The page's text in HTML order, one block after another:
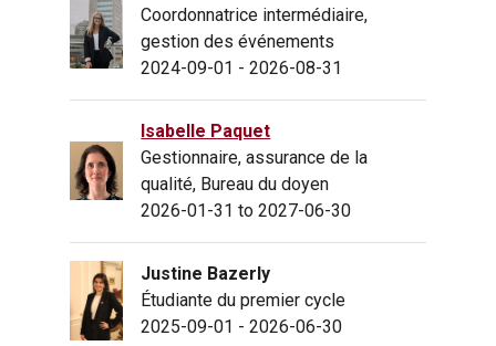
Coordonnatrice intermédiaire,
gestion des événements
2024-09-01 - 2026-08-31
Isabelle Paquet​
Gestionnaire, assurance de la
qualité, Bureau du doyen
2026-01-31 to 2027-06-30
Justine Bazerly
Étudiante du premier cycle
2025-09-01 - 2026-06-30